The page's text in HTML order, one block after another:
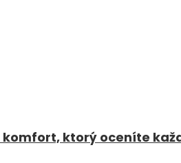
ktorý oceníte